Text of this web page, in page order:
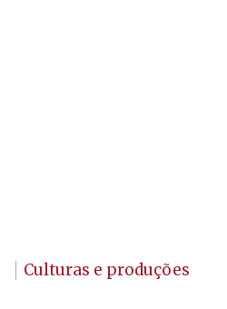
Culturas e produções